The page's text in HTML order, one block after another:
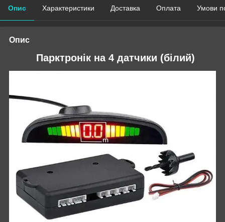
Опис Характеристики Доставка Оплата Умови
Опис
Парктронік на 4 датчики (білий)